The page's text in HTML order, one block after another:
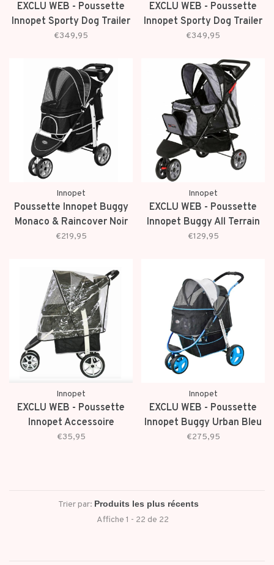
EXCLU WEB - Poussette
Innopet Sporty Dog Trailer
Deluxe Noir/Argenté
€349,95
EXCLU WEB - Poussette
Innopet Sporty Dog Trailer
Deluxe Rouge/Blanc
€349,95
Innopet
Poussette Innopet Buggy
Monaco & Raincover Noir
Geomatric
€219,95
Innopet
EXCLU WEB - Poussette
Innopet Buggy All Terrain
Noir/Argenté
€129,95
Innopet
EXCLU WEB - Poussette
Innopet Accessoire
Raincover
€35,95
Innopet
EXCLU WEB - Poussette
Innopet Buggy Urban Bleu
€275,95
Trier par:
Affiche 1 - 22 de 22